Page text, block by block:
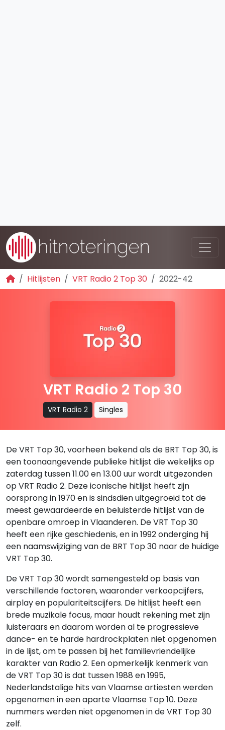
Hitlijsten VRT Radio 2 Top 30 2022-42
VRT Radio 2 Top 30
VRT Radio 2 Singles
De VRT Top 30, voorheen bekend als de BRT Top 30, is
een toonaangevende publieke hitlijst die wekelijks op
zaterdag tussen 11.00 en 13.00 uur wordt uitgezonden
op VRT Radio 2. Deze iconische hitlijst heeft zijn
oorsprong in 1970 en is sindsdien uitgegroeid tot de
meest gewaardeerde en beluisterde hitlijst van de
openbare omroep in Vlaanderen. De VRT Top 30
heeft een rijke geschiedenis, en in 1992 onderging hij
een naamswijziging van de BRT Top 30 naar de huidige
VRT Top 30.
De VRT Top 30 wordt samengesteld op basis van
verschillende factoren, waaronder verkoopcijfers,
airplay en populariteitscijfers. De hitlijst heeft een
brede muzikale focus, maar houdt rekening met zijn
luisteraars en daarom worden al te progressieve
dance- en te harde hardrockplaten niet opgenomen
in de lijst, om te passen bij het familievriendelijke
karakter van Radio 2. Een opmerkelijk kenmerk van
de VRT Top 30 is dat tussen 1988 en 1995,
Nederlandstalige hits van Vlaamse artiesten werden
opgenomen in een aparte Vlaamse Top 10. Deze
nummers werden niet opgenomen in de VRT Top 30
zelf.